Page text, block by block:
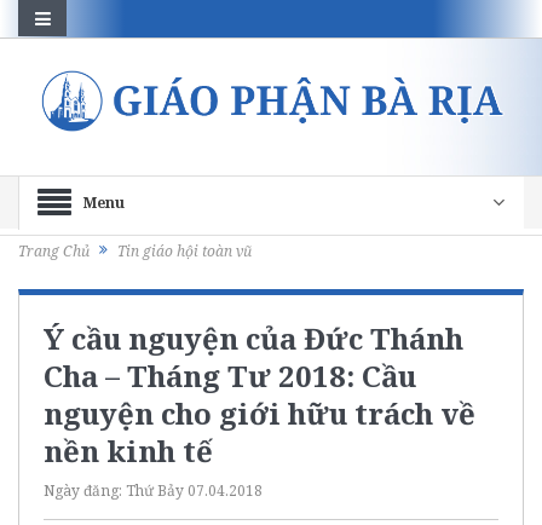
Menu
Trang Chủ Tin giáo hội toàn vũ
Ý cầu nguyện của Đức Thánh
Cha – Tháng Tư 2018: Cầu
nguyện cho giới hữu trách về
nền kinh tế
Ngày đăng: Thứ Bảy 07.04.2018